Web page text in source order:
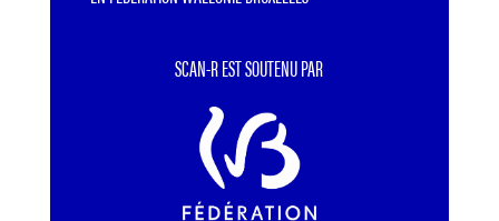
SCAN-R EST SOUTENU PAR